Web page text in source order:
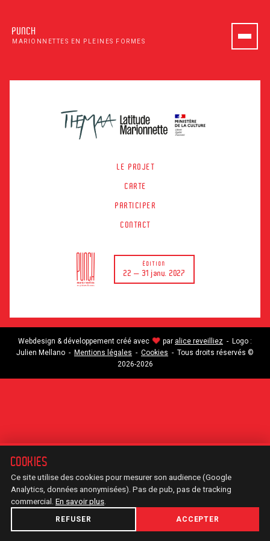
PUNCH
MARIONNETTES EN PLEINES FORMES
LE PROJET
CARTE
PARTICIPER
CONTACT
ÉDITION
22 — 31 janv. 2027
Webdesign & développement créé avec ♥ par alice reveilliez - Logo :
Julien Mellano - Mentions légales - Cookies - Tous droits réservés ©
2026-2026
COOKIES
Ce site utilise des cookies pour mesurer son audience (Google
Analytics, données anonymisées). Pas de pub, pas de tracking
commercial. En savoir plus
REFUSER ACCEPTER